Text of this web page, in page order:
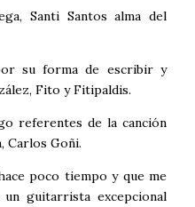
Santi Santos alma del
su forma de escribir y
Fito y Fitipaldis.
referentes de la canción
Carlos Goñi.
poco tiempo y que me
guitarrista excepcional